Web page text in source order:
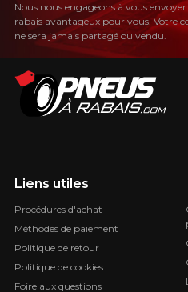
Liens utiles
Procédures d'achat
Méthodes de paiement
Politique de retour
Politique de cookies
Foire aux questions
Nous nous engageons à vous
rabais avantageux pour vous. Votre
ne sera jamais partagé ou vendu.